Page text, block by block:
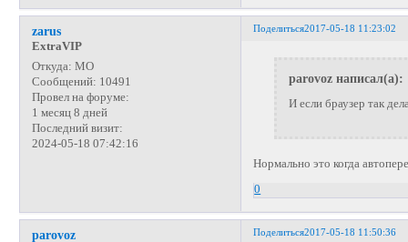
Поделиться2017-05-18 11:23:02
zarus
ExtraVIP
Откуда: МО
Сообщений: 10491
Провел на форуме:
1 месяц 8 дней
Последний визит:
2024-05-18 07:42:16
parovoz написал(а):
И если браузер так
Нормально это когда
0
Поделиться2017-05-18 11:50:36
parovoz